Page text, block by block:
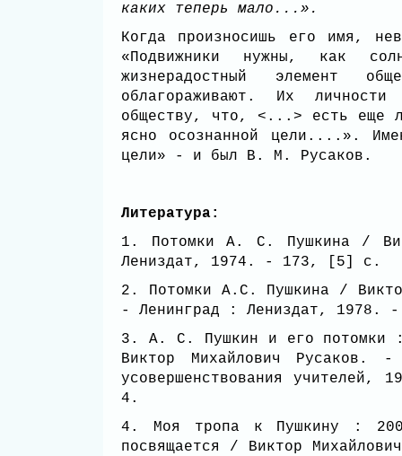
каких теперь мало...».
Когда произносишь его имя,
«Подвижники нужны, как
жизнерадостный элемент
облагораживают. Их
обществу, что, <...> есть еще
ясно осознанной цели....».
цели» - и был В. М. Русаков.
Литература:
1. Потомки А. С. Пушкина /
Лениздат, 1974. - 173, [5] с.
2. Потомки А.С. Пушкина /
- Ленинград : Лениздат,
3. А. С. Пушкин и его потомки :
Виктор Михайлович Русаков.
усовершенствования
4.
4. Моя тропа к Пушкину :
посвящается / Виктор